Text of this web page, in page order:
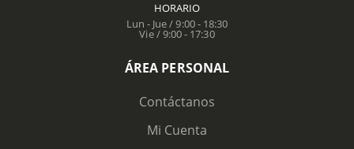
HORARIO
Lun - Jue / 9:00 - 18:30
Vie / 9:00 - 17:30
ÁREA PERSONAL
Contáctanos
Mi Cuenta